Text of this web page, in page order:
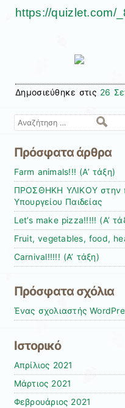
https://quizlet.com/
Δημοσιεύθηκε στις 26
Αναζήτηση
Πρόσφατα άρθρα
Farm animals!!! (Α’ τάξη)
ΠΡΟΣΘΗΚΗ ΥΛΙΚΟΥ στην
Υπουργείου Παιδείας
Let’s make pizza!!!!! (Α’
Fruit, vegetables, food,
Carnival!!!!! (Α’ τάξη)
Πρόσφατα σχόλια
Ένας σχολιαστής
Ιστορικό
Απρίλιος 2021
Μάρτιος 2021
Φεβρουάριος 2021